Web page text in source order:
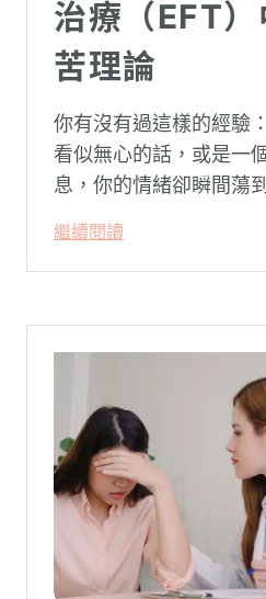
治療（EFT
苦理論
你有沒有過這樣的經驗
看似無心的話，或是一
息，你的情緒卻瞬間蕩
怪：「事情真的有這麼
繼續閱讀